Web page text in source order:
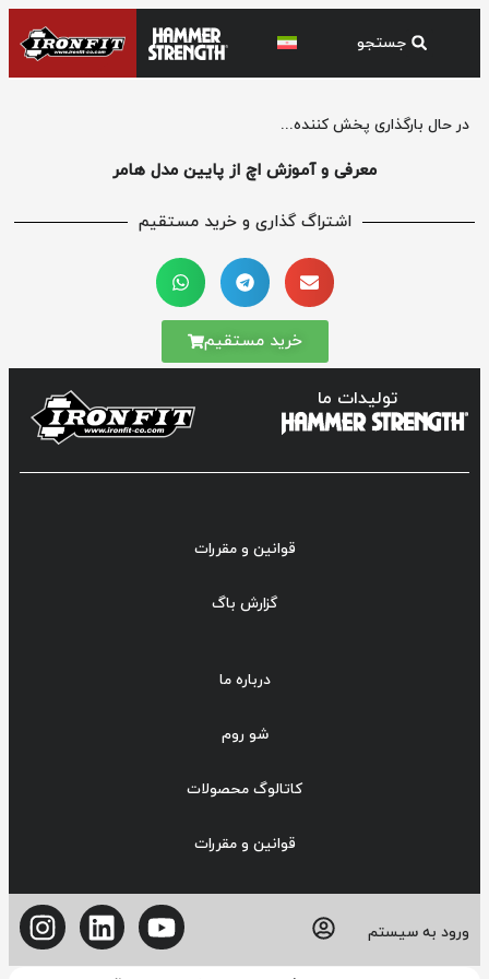
در حال بارگذاری پخش کننده...
معرفی و آموزش اچ از پایین مدل هامر
اشتراگ گذاری و خرید مستقیم
خرید مستقیم
تولیدات ما
قوانین و مقررات
گزارش باگ
درباره ما
شو روم
کاتالوگ محصولات
قوانین و مقررات
ورود به سیستم